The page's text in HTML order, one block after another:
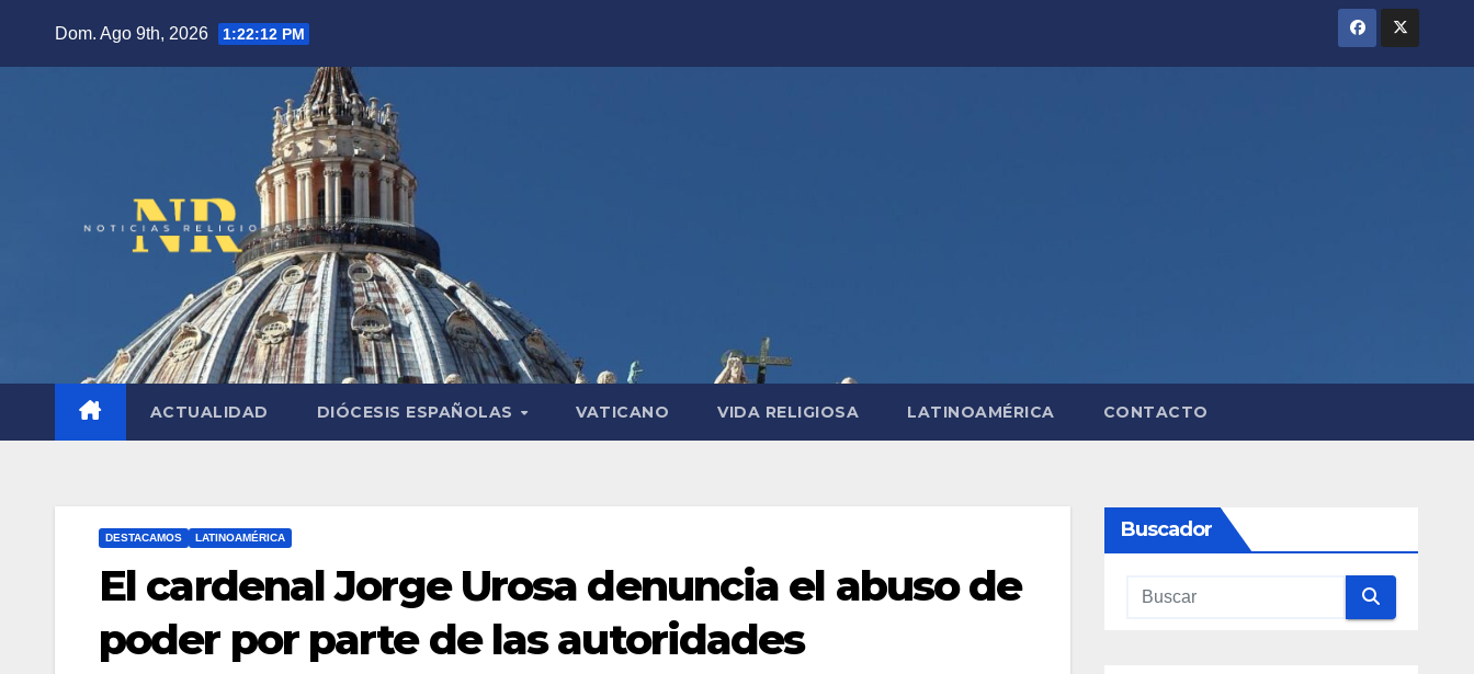
Dom. Ago 9th, 2026 1:22:13 PM
ACTUALIDAD DIÓCESIS ESPAÑOLAS VATICANO VIDA RELIGIOSA LATINOAMÉRICA CONTACTO
DESTACAMOS LATINOAMÉRICA
El cardenal Jorge Urosa denuncia el abuso de
poder por parte de las autoridades
Buscador